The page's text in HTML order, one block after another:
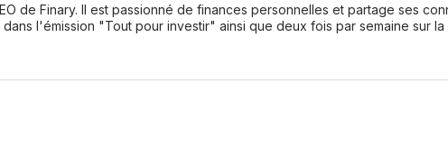
de Finary. Il est passionné de finances personnelles et partage ses
l'émission "Tout pour investir" ainsi que deux fois par semaine sur la